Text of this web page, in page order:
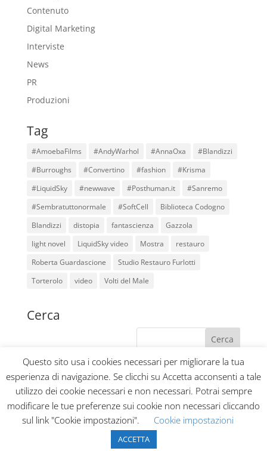
Contenuto
Digital Marketing
Interviste
News
PR
Produzioni
Tag
#AmoebaFilms #AndyWarhol #AnnaOxa
#Blandizzi
#Burroughs
#Convertino #fashion
#Krisma
#LiquidSky
#newwave #Posthuman.it
#Sanremo
#Sembratuttonormale
#SoftCell
Biblioteca Codogno
Blandizzi
distopia fantascienza
Gazzola
light novel
LiquidSky video Mostra
restauro
Roberta Guardascione
Studio Restauro Furlotti
Torterolo
video Volti del Male
Cerca
Home Blog
Collabora con noi
Privacy Policy
Contatti
Liquid Sky Agency 2020 - All rights reserved
Questo sito usa i cookies necessari per migliorare la tua
esperienza di navigazione. Se clicchi su Accetta acconsenti a tale
utilizzo dei cookie necessari e non necessari. Potrai sempre
modificare le tue preferenze sui cookie non necessari cliccando
sul link "Cookie impostazioni".
Cookie impostazioni
ACCETTA